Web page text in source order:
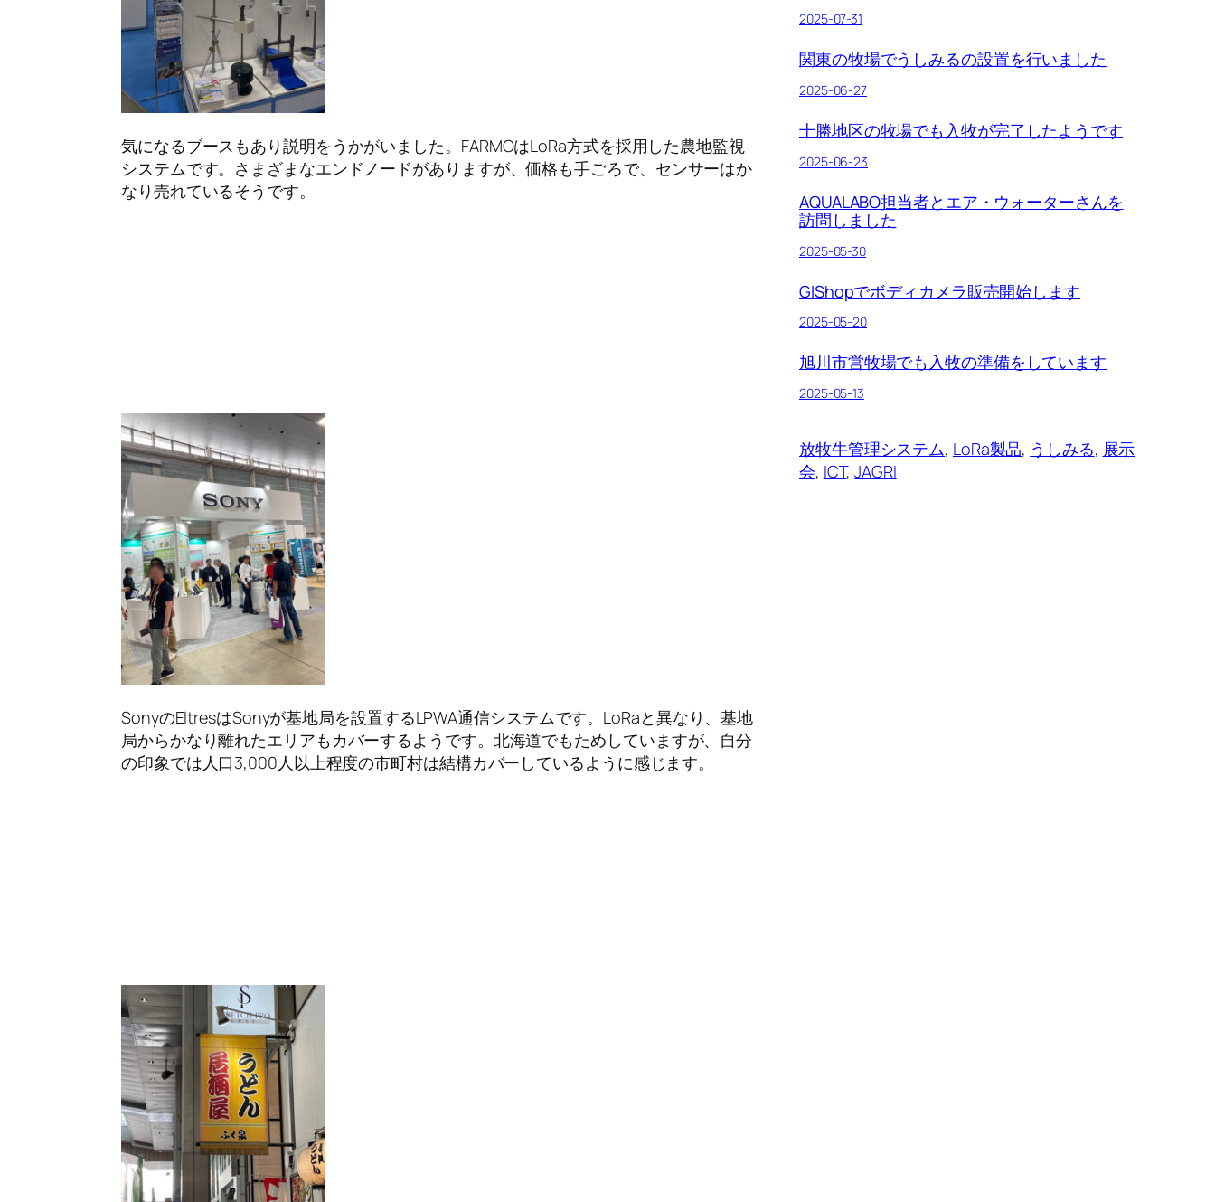
気になるブースもあり説明をうかがいました。 FARMOはLoRa方式を採用した農地監視
システムです。さまざまなエンドノードがありますが、価格も手ごろで、センサーはか
なり売れているそうです。
SonyのEltresはSonyが基地局を設置するLPWA通信システムです。 LoRaと異なり、基地
局からかなり離れたエリアもカバーするようです。北海道でもためしていますが、自分
の印象では人口3,000人以上程度の市町村は結構カバーしているように感じます。
2025-07-31
関東の牧場でうしみるの設置を行いました
2025-06-27
十勝地区の牧場でも入牧が完了したようです
2025-06-23
AQUALABO担当者とエア・ウォーターさんを
訪問しました
2025-05-30
GIShopでボディカメラ販売開始します
2025-05-20
旭川市営牧場でも入牧の準備をしています
2025-05-13
放牧牛管理システム, LoRa製品, うしみる, 展示
会, ICT, JAGRI